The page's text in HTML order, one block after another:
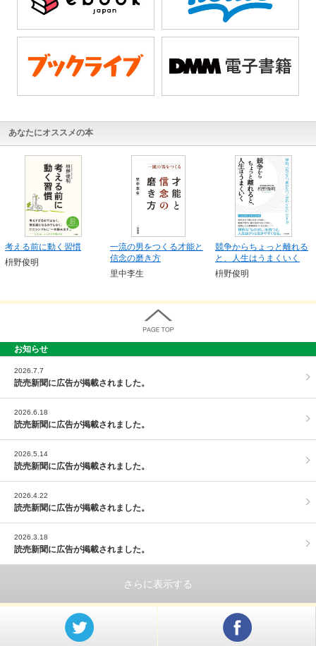
あなたにオススメの本
考える前に動く習慣
枡野俊明
一流の男をつくる才能と
信念の磨き方
里中李生
競争からちょっと離れる
と、人生はうまくいく
枡野俊明
お知らせ
2026.7.7
読売新聞に広告が掲載されました。
2026.6.18
読売新聞に広告が掲載されました。
2026.5.14
読売新聞に広告が掲載されました。
2026.4.22
読売新聞に広告が掲載されました。
2026.3.18
読売新聞に広告が掲載されました。
さらに表示する
PAGE TOP